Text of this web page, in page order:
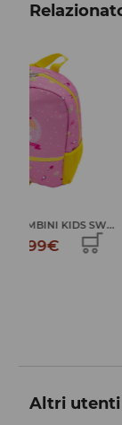
ZAINO SCUOLA
Altri utenti